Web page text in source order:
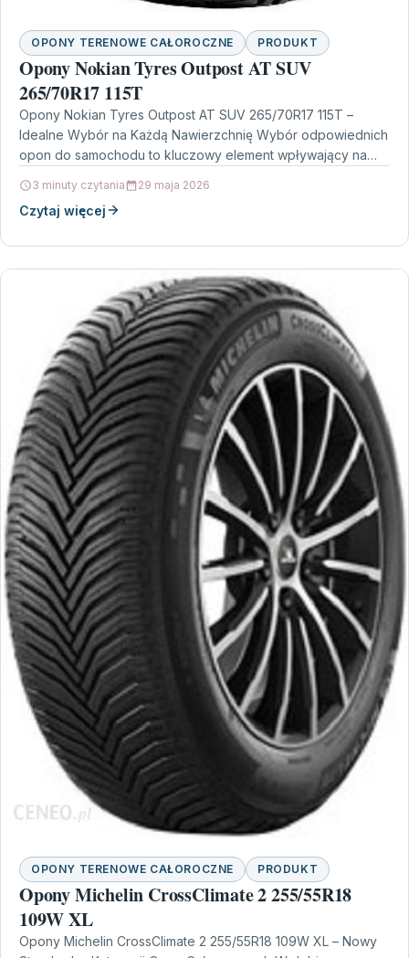
OPONY TERENOWE CAŁOROCZNE PRODUKT
Opony Nokian Tyres Outpost AT SUV
265/70R17 115T
Opony Nokian Tyres Outpost AT SUV 265/70R17 115T –
Idealne Wybór na Każdą Nawierzchnię Wybór odpowiednich
opon do samochodu to kluczowy element wpływający na…
3 minuty czytania 29 maja 2026
Czytaj więcej
OPONY TERENOWE CAŁOROCZNE PRODUKT
Opony Michelin CrossClimate 2 255/55R18
109W XL
Opony Michelin CrossClimate 2 255/55R18 109W XL – Nowy